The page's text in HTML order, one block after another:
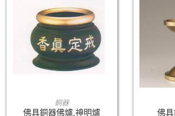
查看內容
銅器
佛具銅器佛爐,神明爐
佛